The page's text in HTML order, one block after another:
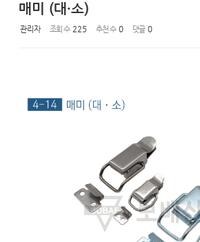
매미 (대·소)
관리자 조회 수 225 추천 수 0 댓글 0